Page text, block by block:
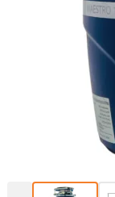
Духові шафи
Варильні
Мікрохвильові